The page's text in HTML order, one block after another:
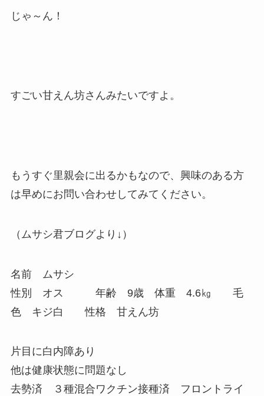
じゃ～ん！
すごい甘えん坊さんみたいですよ。
もうすぐ里親会に出るかもなので、興味のある方
は早めにお問い合わせしてみてください。
（ムサシ君ブログより↓）
名前 ムサシ
性別 オス 年齢 9歳 体重 4.6㎏ 毛
色 キジ白 性格 甘えん坊
片目に白内障あり
他は健康状態に問題なし
去勢済 ３種混合ワクチン接種済 フロントライ